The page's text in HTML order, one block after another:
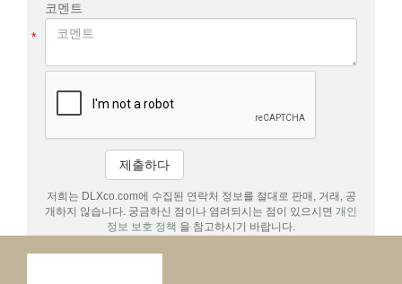
코멘트
*
제출하다
저희는 DLXco.com에 수집된 연락처 정보를 절대로 판매, 거래, 공
개하지 않습니다. 궁금하신 점이나 염려되시는 점이 있으시면 개인
정보 보호 정책 을 참고하시기 바랍니다.